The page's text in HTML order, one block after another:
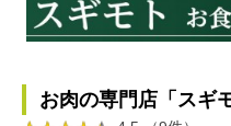
お肉の専門店「スギ